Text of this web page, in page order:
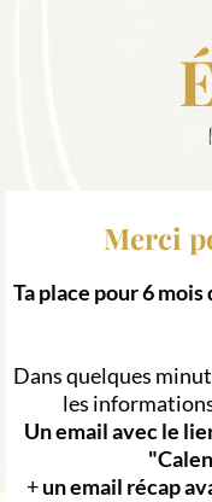
Merci
Ta place pour 6
Dans quelques
les
Un email avec le
+un email récap